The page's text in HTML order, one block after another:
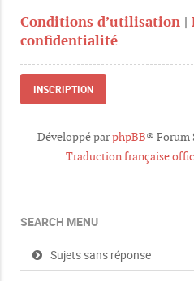
Conditions d’utilisation |
confidentialité
INSCRIPTION
Développé parphpBB® Forum
Traduction française
SEARCH MENU
Sujets sans réponse